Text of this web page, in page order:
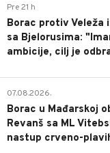
Pre 21 h
Borac protiv Veleža
sa Bjelorusima:
ambicije, cilj je
07.08.2026.
Borac u Mađarskoj
Revanš sa ML
nastup crveno-